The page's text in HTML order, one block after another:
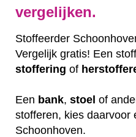
vergelijken.
Stoffeerder
Vergelijk gratis! Een
stoffering of
Een bank, stoel of
stofferen, kies daarvoor
Schoonhoven.